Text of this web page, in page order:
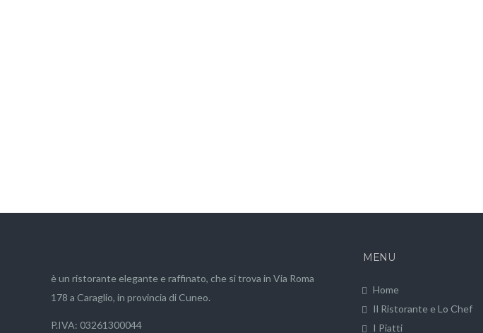
è un ristorante elegante e raffinato, che si trova in Via Roma
178 a Caraglio, in provincia di Cuneo.
P.IVA: 03261300044
MENU
Home
Il Ristorante e Lo Chef
I Piatti